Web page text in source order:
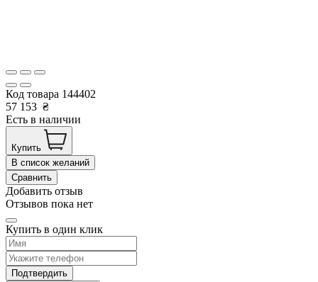
Код товара 144402
57 153 ₴
Есть в наличии
Купить
В список желаний
Сравнить
Добавить отзыв
Отзывов пока нет
Купить в один клик
Подтвердить